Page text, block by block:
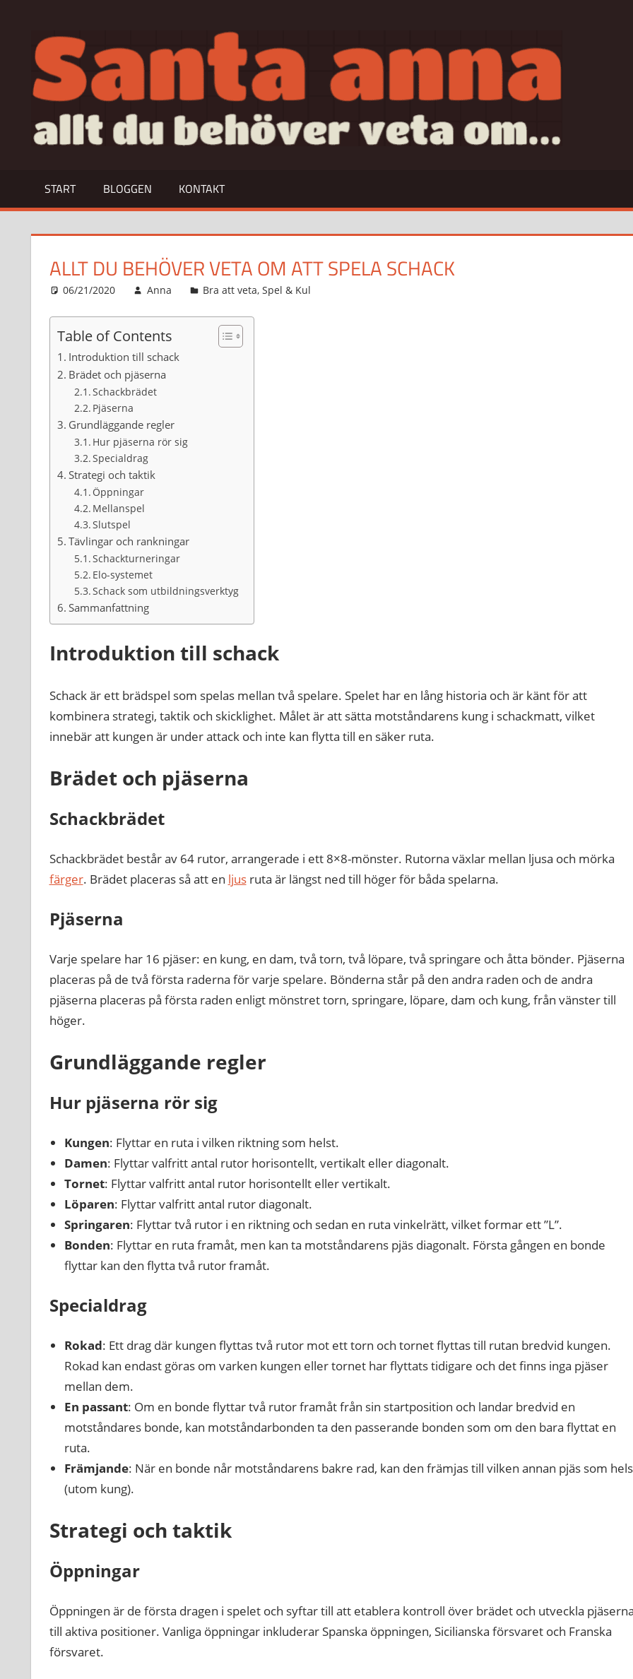
innehåll
du
behöver
veta
START BLOGGEN KONTAKT
ALLT DU BEHÖVER VETA OM ATT SPELA SCHACK
06/21/2020 Anna Bra att veta,Spel & Kul
Table of Contents
Introduktion till schack
Brädet och pjäserna
Schackbrädet
Pjäserna
Grundläggande regler
Hur pjäserna rör sig
Specialdrag
Strategi och taktik
Öppningar
Mellanspel
Slutspel
Tävlingar och rankningar
Schackturneringar
Elo-systemet
Schack som utbildningsverktyg
Sammanfattning
Introduktion till schack
Schack är ett brädspel som spelas mellan två spelare. Spelet har en lång historia och är känt för att
kombinera strategi, taktik och skicklighet. Målet är att sätta motståndarens kung i schackmatt, vilket
innebär att kungen är under attack och inte kan flytta till en säker ruta.
Brädet och pjäserna
Schackbrädet
Schackbrädet består av 64 rutor, arrangerade i ett 8×8-mönster. Rutorna växlar mellan ljusa och mörka
färger. Brädet placeras så att en ljusruta är längst ned till höger för båda spelarna.
Pjäserna
Varje spelare har 16 pjäser: en kung, en dam, två torn, två löpare, två springare och åtta bönder. Pjäserna
placeras på de två första raderna för varje spelare. Bönderna står på den andra raden och de andra
pjäserna placeras på första raden enligt mönstret torn, springare, löpare, dam och kung, från vänster till
höger.
Grundläggande regler
Hur pjäserna rör sig
Kungen: Flyttar en ruta i vilken riktning som helst.
Damen: Flyttar valfritt antal rutor horisontellt, vertikalt eller diagonalt.
Tornet: Flyttar valfritt antal rutor horisontellt eller vertikalt.
Löparen: Flyttar valfritt antal rutor diagonalt.
Springaren: Flyttar två rutor i en riktning och sedan en ruta vinkelrätt, vilket formar ett ”L”.
Bonden: Flyttar en ruta framåt, men kan ta motståndarens pjäs diagonalt. Första gången en bonde
flyttar kan den flytta två rutor framåt.
Specialdrag
Rokad: Ett drag där kungen flyttas två rutor mot ett torn och tornet flyttas till rutan bredvid kungen.
Rokad kan endast göras om varken kungen eller tornet har flyttats tidigare och det finns inga pjäser
mellan dem.
En passant: Om en bonde flyttar två rutor framåt från sin startposition och landar bredvid en
motståndares bonde, kan motståndarbonden ta den passerande bonden som om den bara flyttat en
ruta.
Främjande: När en bonde når motståndarens bakre rad, kan den främjas till vilken annan pjäs som
(utom kung).
Strategi och taktik
Öppningar
Öppningen är de första dragen i spelet och syftar till att etablera kontroll över brädet och utveckla
till aktiva positioner. Vanliga öppningar inkluderar Spanska öppningen, Sicilianska försvaret och Franska
försvaret.